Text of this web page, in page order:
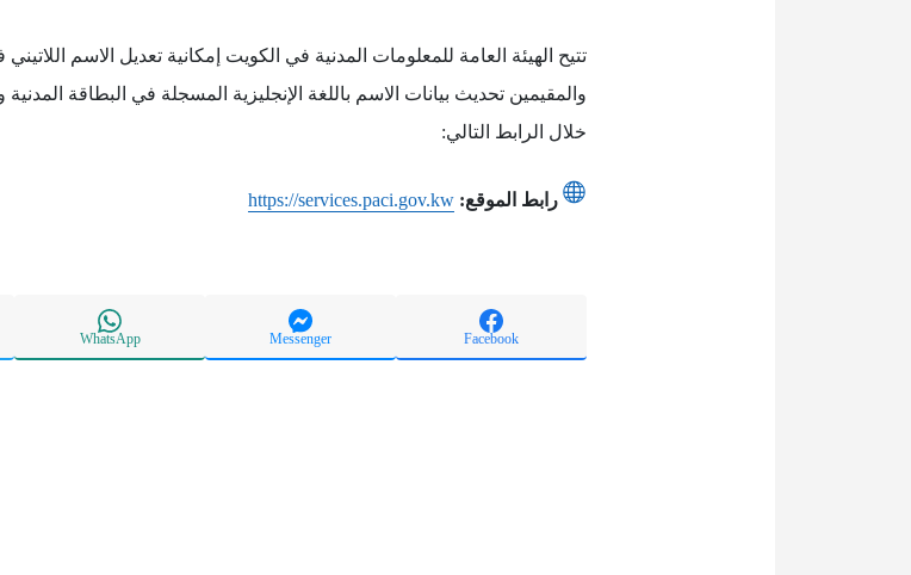
تتيح الهيئة العامة للمعلومات المدنية في الكويت إمكانية تعديل الاسم
والمقيمين تحديث بيانات الاسم باللغة الإنجليزية المسجلة في البطاقة
خلال الرابط التالي:
رابط الموقع: https://services.paci.gov.kw
Facebook
Messenger
WhatsApp